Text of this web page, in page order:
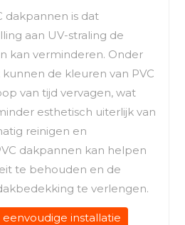
dakpannen is dat
aan UV-straling de
kan verminderen. Onder
de kleuren van PVC
van tijd vervagen, wat
esthetisch uiterlijk van
reinigen en
dakpannen kan helpen
te behouden en de
te verlengen.
eenvoudige installatie